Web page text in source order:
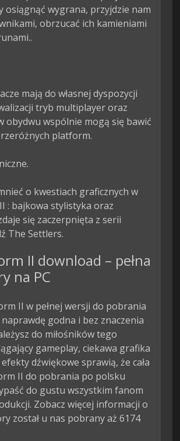
osiągnąć wygrana, przyjdzie nam
obrzucać ich kamieniami
mają do własnej dyspozycji
tryb multiplayer oraz
obydwu wspólnie mogą się bawić
platform.
o kwestiach graficznych w
: bajkowa stylistyka oraz
się zaczerpnięta z serii
The Settlers.
II download – pełna
na PC
II w pełnej wersji do pobrania
godna i bez znaczenia
do miłośników tego
gameplay, ciekawa grafika
dźwiękowe sprawią, że cała
II do pobrania po polsku
do gustu wszystkim fanom
Zobacz więcej informacji o
został u nas pobrany aż 6174